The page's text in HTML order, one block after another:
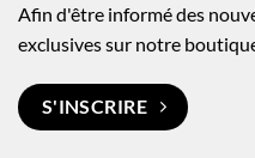
Afin d'être informé des
exclusives sur notre
S'INSCRIRE